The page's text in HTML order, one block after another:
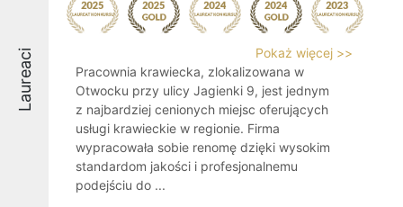
Laureaci
Pokaż więcej >>
Pracownia krawiecka, zlokalizowana w
Otwocku przy ulicy Jagienki 9, jest jednym
z najbardziej cenionych miejsc oferujących
usługi krawieckie w regionie. Firma
wypracowała sobie renomę dzięki wysokim
standardom jakości i profesjonalnemu
podejściu do ...